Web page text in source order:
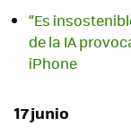
“Es
de la IA
iPhone
17 junio